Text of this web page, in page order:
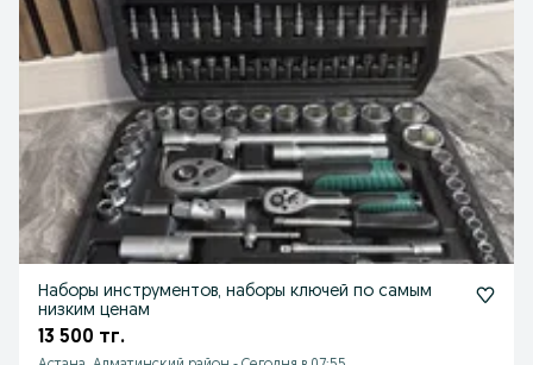
Наборы инструментов, наборы ключей по самым
низким ценам
13 500 тг.